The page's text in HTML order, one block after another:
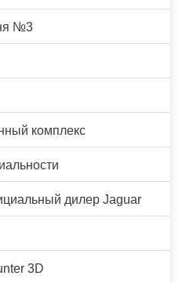
№3
комплекс
дилер Jaguar
3D